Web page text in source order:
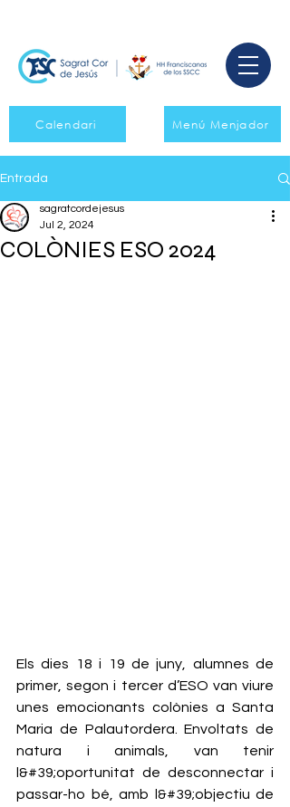
Calendari Menú Menjador
Entrada
COLÒNIES ESO 2024
sagratcordejesus
Jul 2, 2024
Els dies 18 i 19 de juny, alumnes de
primer, segon i tercer d’ESO van viure
unes emocionants colònies a Santa
Maria de Palautordera. Envoltats de
natura i animals, van tenir
l&#39;oportunitat de desconnectar i
passar-ho bé, amb l&#39;objectiu de